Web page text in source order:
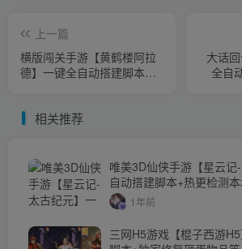
上一篇
横版闯关手游【黄鹤楼阿拉
德】一键全自动搭建脚本
苹果双端+详细搭建教程+视
大话
全自
相关推荐
唯美3D仙侠手游【星云
自动搭建脚本+热更检测
后台+GM授权后台+假人
卓
1年前
三网H5游戏【棍子西游